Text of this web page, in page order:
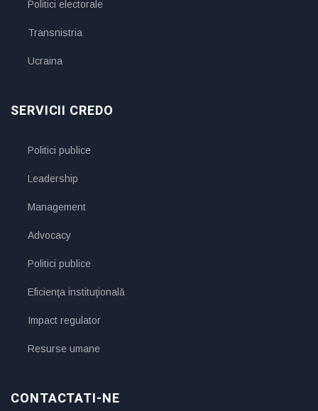
Politici electorale
Transnistria
Ucraina
SERVICII CREDO
Politici publice
Leadership
Management
Advocacy
Politici publice
Eficienţa instituţională
Impact regulator
Resurse umane
CONTACTATI-NE